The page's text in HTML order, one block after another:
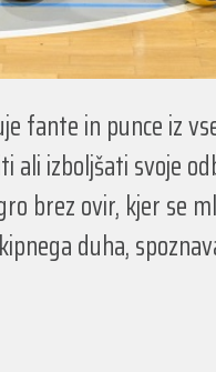
fante in punce iz
ali izboljšati svoje
brez ovir, kjer se
duha,